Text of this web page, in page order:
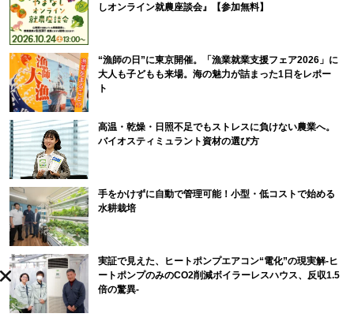
しオンライン就農座談会』【参加無料】
“漁師の日”に東京開催。「漁業就業支援フェア2026」に
大人も子どもも来場。海の魅力が詰まった1日をレポー
ト
高温・乾燥・日照不足でもストレスに負けない農業へ。
バイオスティミュラント資材の選び方
手をかけずに自動で管理可能！小型・低コストで始める
水耕栽培
実証で見えた、ヒートポンプエアコン“電化”の現実解-ヒ
ートポンプのみのCO2削減ボイラーレスハウス、反収1.5
倍の驚異-